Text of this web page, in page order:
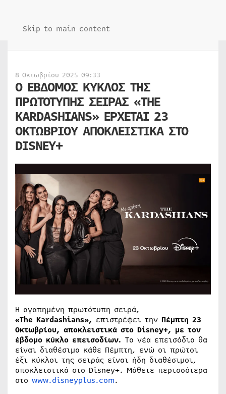
Skip to main content
8 Οκτωβρίου 2025 09:33
Ο ΕΒΔΟΜΟΣ ΚΥΚΛΟΣ ΤΗΣ
ΠΡΩΤΟΤΥΠΗΣ ΣΕΙΡΑΣ «THE
KARDASHIANS» ΕΡΧΕΤΑΙ 23
ΟΚΤΩΒΡΙΟΥ ΑΠΟΚΛΕΙΣΤΙΚΑ ΣΤΟ
DISNEY+
Η αγαπημένη πρωτότυπη σειρά,
«The Kardashians», επιστρέφει την Πέμπτη 23
Οκτωβρίου, αποκλειστικά στο Disney+, με τον
έβδομο κύκλο επεισοδίων. Τα νέα επεισόδια θα
είναι διαθέσιμα κάθε Πέμπτη, ενώ οι πρώτοι
έξι κύκλοι της σειράς είναι ήδη διαθέσιμοι,
αποκλειστικά στο Disney+. Μάθετε περισσότερα
στο www.disneyplus.com.